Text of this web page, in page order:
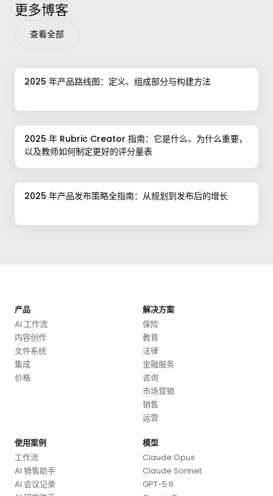
更多博客
查看全部
2025 年产品路线图：定义、组成部分与构建方法
2025 年 Rubric Creator 指南：它是什么、为什么重要，
以及教师如何制定更好的评分量表
2025 年产品发布策略全指南：从规划到发布后的增长
产品
AI 工作流
内容创作
文件系统
集成
价格
解决方案
保险
教育
法律
金融服务
咨询
市场营销
销售
运营
使用案例
工作流
AI 销售助手
AI 会议记录
模型
Claude Opus
Claude Sonnet
GPT-5.6